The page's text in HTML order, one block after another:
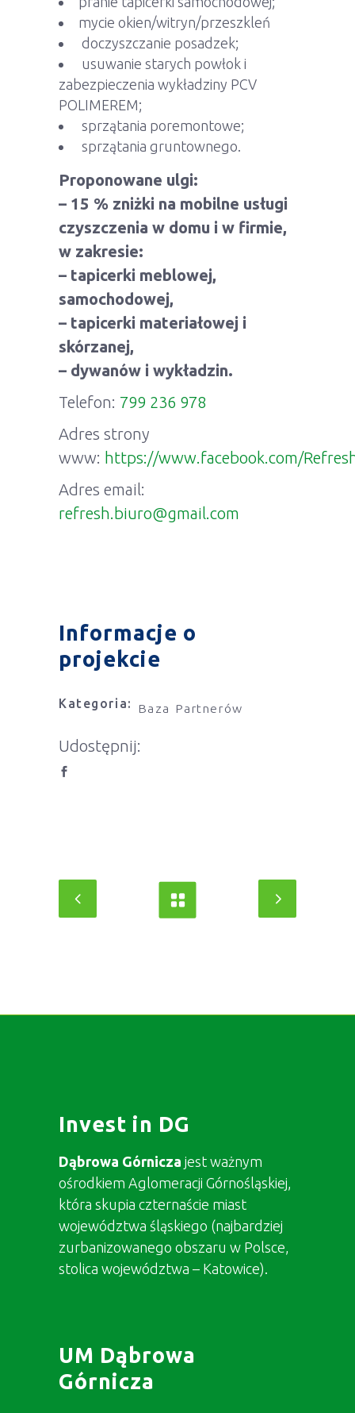
mycie okien/witryn/przeszkleń
doczyszczanie posadzek;
usuwanie starych powłok i
zabezpieczenia wykładziny PCV
POLIMEREM;
sprzątania poremontowe;
sprzątania gruntownego.
Proponowane ulgi:
– 15 % zniżki na mobilne usługi
czyszczenia w domu i w firmie,
w zakresie:
– tapicerki meblowej,
samochodowej,
– tapicerki materiałowej i
skórzanej,
– dywanów i wykładzin.
Telefon: 799 236 978
Adres strony
www: https://www.facebook.com/
Adres email:
refresh.biuro@gmail.com
Informacje o
projekcie
Kategoria: Baza Partnerów
Udostępnij:
Invest in DG
Dąbrowa Górnicza jest ważnym
ośrodkiem Aglomeracji Górnośląskiej,
która skupia czternaście miast
województwa śląskiego (najbardziej
zurbanizowanego obszaru w Polsce,
stolica województwa – Katowice).
UM Dąbrowa
Górnicza